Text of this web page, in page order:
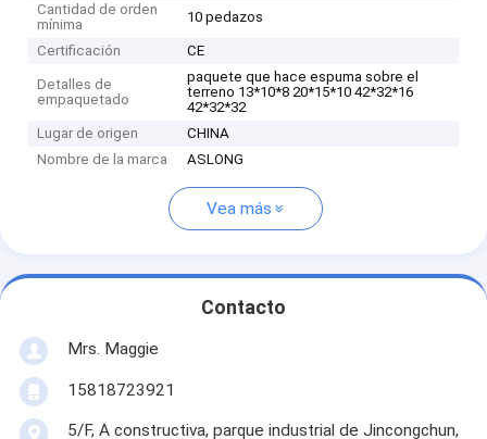
Cantidad de orden
mínima
10 pedazos
Certificación CE
Detalles de
empaquetado
paquete que hace espuma sobre el
terreno 13*10*8 20*15*10 42*32*16
42*32*32
Lugar de origen
CHINA
Nombre de la marca
ASLONG
Vea más
Contacto
Mrs. Maggie
15818723921
5/F, A constructiva, parque industrial de Jincongchun,